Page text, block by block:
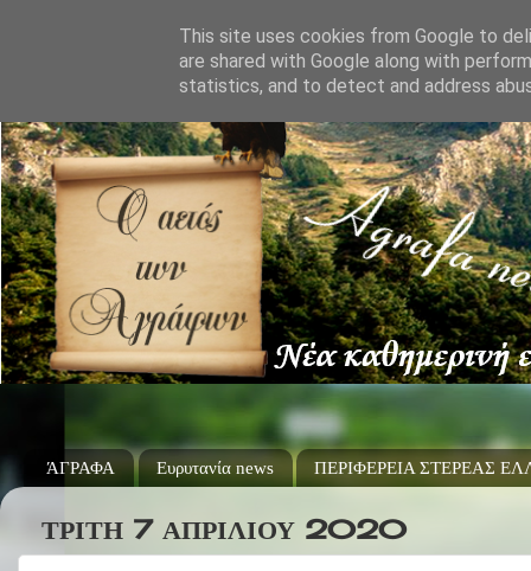
ΆΓΡΑΦΑ Ευρυτανία news ΠΕΡΙΦΕΡΕΙΑ ΣΤΕΡΕΑΣ
ΤΡΊΤΗ 7 ΑΠΡΙΛΊΟΥ 2020
This site uses cookies from Google to
are shared with Google along with
statistics, and to detect and address